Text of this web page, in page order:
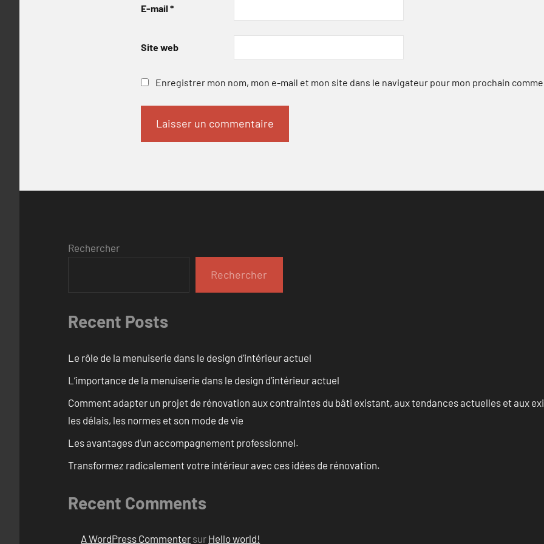
E-mail *
Site web
Enregistrer mon nom, mon e-mail et mon site dans le navigateur pour mon prochain
Rechercher
Rechercher
Recent Posts
Le rôle de la menuiserie dans le design d’intérieur actuel
L’importance de la menuiserie dans le design d’intérieur actuel
Comment adapter un projet de rénovation aux contraintes du bâti existant, aux tendances actuelles et aux
les délais, les normes et son mode de vie
Les avantages d’un accompagnement professionnel.
Transformez radicalement votre intérieur avec ces idées de rénovation.
Recent Comments
A WordPress Commenter sur Hello world!